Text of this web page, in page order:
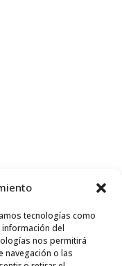
tecnologías como
del
nos permitirá
navegación o las